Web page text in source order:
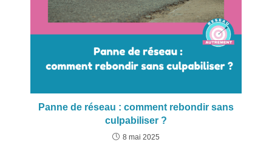
Panne de réseau : comment rebondir sans
culpabiliser ?
8 mai 2025